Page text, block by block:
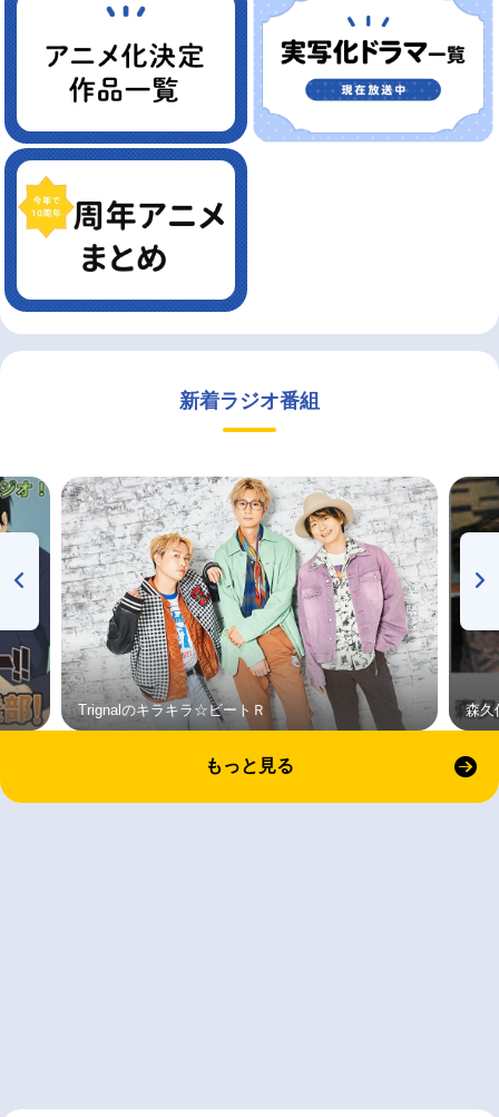
新着ラジオ番組
Trignalのキラキラ☆ビートＲ 森久
もっと見る